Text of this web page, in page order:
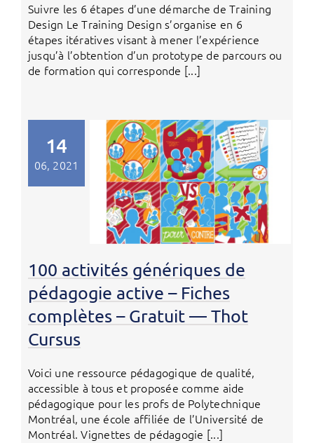
Suivre les 6 étapes d’une démarche de Training
Design Le Training Design s’organise en 6
étapes itératives visant à mener l’expérience
jusqu’à l’obtention d’un prototype de parcours ou
de formation qui corresponde [...]
14
06, 2021
100 activités génériques de
pédagogie active – Fiches
complètes – Gratuit — Thot
Cursus
Voici une ressource pédagogique de qualité,
accessible à tous et proposée comme aide
pédagogique pour les profs de Polytechnique
Montréal, une école affiliée de l’Université de
Montréal. Vignettes de pédagogie [...]